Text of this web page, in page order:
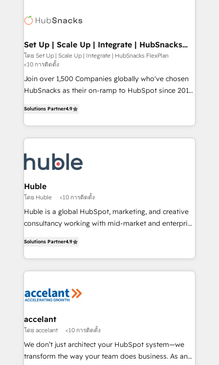
HubSpot COS Performance Award 🏆2014 HubSpot
COS Design Award 🏆2013 HubSpot Marketplace
Partner 📆Founded in 1997
HubSpot development: websites, custom modules,
marketing, advertising, campaigns, content and
design We connect people, data and technology to
improve customer experiences. With our bright
people, exciting ideas and can-do mentality, we
ensure revenue growth on a daily basis. So tell us
team of 100+ experts is ready for you! Driving digital
growth | www.brightdigital.com
Set Up | Scale Up | Integrate | HubSnacks
FlexPlan
โดย Set Up | Scale Up | Integrate | HubSnacks FlexPlan
<10 การติดตั้ง
Join over 1,500 Companies globally who've chosen
HubSnacks as their on-ramp to HubSpot since 2014
1️⃣ Set Up | Onboarding New or Check-fixing existing
HubSpot portals 2️⃣ Scale Up | 100% HubSpot Task
Execution... Global 24/7 ... All Experts 3️⃣ Integrate |
Slash months from your API Integration project... ⬅️
Click "Contact Business" ⬅️ to access 150+ Kickstart
Integration templates that put HubSpot in the center
of your tech stack, syncing... 🛍️ Shopify or
WooCommerce 💲 Stripe or Paypal 💰 Sage or
Netsuite 🤖 Google or Microsoft ✍️ DocuSign or
the rare Advanced "Custom Integrations"
Accreditation, securely sync data across... 🔄 any
new HubSpot portal with Advanced Website and
CRM Migrations using our in-house "HubScrub" Tool.
Solutions Partner4.9
Huble
โดย Huble <10 การติดตั้ง
Huble is a global HubSpot, marketing, and creative
consultancy working with mid-market and enterprise
the strategy, processes, and teams that turn
HubSpot into a genuine growth engine. Named
HubSpot's Global Partner of the Year in 2024,
worldwide, and with over 15 years in the ecosystem,
One company, one operating model, delivering
across offices and consulting teams in the UK, USA,
Canada, Germany, France, Belgium, Singapore, and
South Africa. Certified compliant with ISO/IEC
Solutions Partner4.9
accelant
โดย accelant <10 การติดตั้ง
We don’t just architect your HubSpot system—we
transform the way your team does business. As an